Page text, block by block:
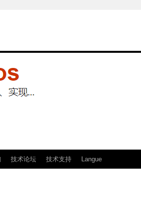
技术论坛 技术支持 Langue